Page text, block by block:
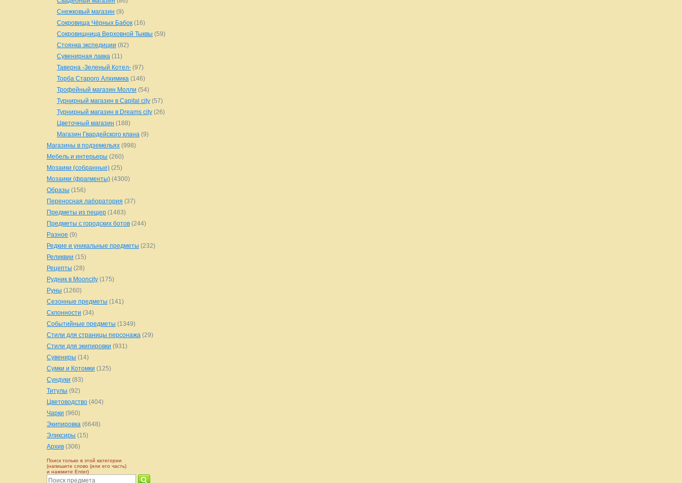
Снежковый магазин (9)
Сокровища Чёрных Бабок (16)
Сокровищница Верховной Тыквы (59)
Стоянка экспедиции (82)
Сувенирная лавка (11)
Таверна -Зеленый Котел- (97)
Торба Старого Алхимика (146)
Трофейный магазин Молли (54)
Турнирный магазин в Capital city (57)
Турнирный магазин в Dreams city (26)
Цветочный магазин (188)
Магазин Гвардейского клана (9)
Магазины в подземельях (998)
Мебель и интерьеры (260)
Мозаики (собранные) (25)
Мозаики (фрагменты) (4300)
Образы (156)
Переносная лаборатория (37)
Предметы из пещер (1483)
Предметы с городских ботов (244)
Разное (9)
Редкие и уникальные предметы (232)
Реликвии (15)
Рецепты (28)
Рудник в Mooncity (175)
Руны (1260)
Сезонные предметы (141)
Склонности (34)
Событийные предметы (1349)
Стили для страницы персонажа (29)
Стили для экипировки (931)
Сувениры (14)
Сумки и Котомки (125)
Сундуки (83)
Титулы (92)
Цветоводство (404)
Чарки (960)
Экипировка (6648)
Эликсиры (15)
Архив (306)
Поиск только в этой категории
(напишите слово (или его часть)
и нажмите Enter)